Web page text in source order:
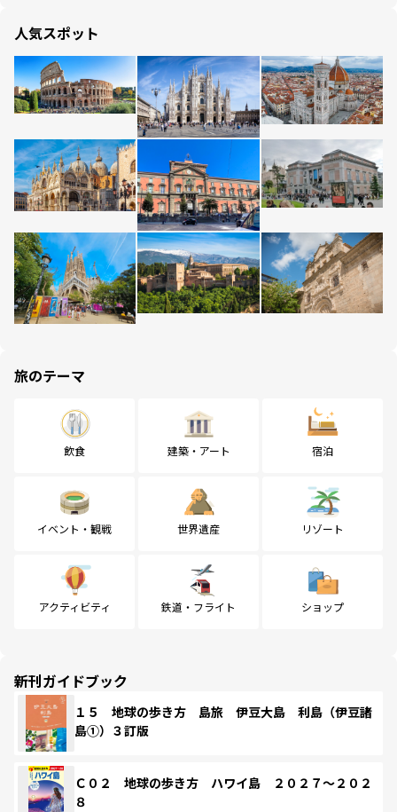
人気スポット
旅のテーマ
飲食 建築・アート 宿泊
イベント・観戦 世界遺産 リゾート
アクティビティ 鉄道・フライト ショップ
新刊ガイドブック
１５ 地球の歩き方 島旅 伊豆大島 利島（伊豆諸
島①）３訂版
Ｃ０２ 地球の歩き方 ハワイ島 ２０２７～２０２
８